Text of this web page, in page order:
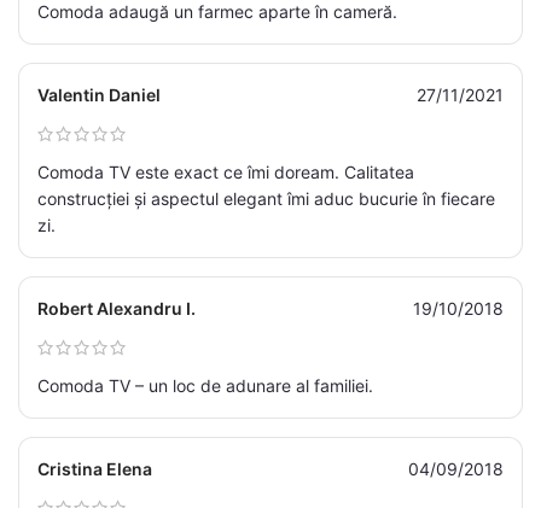
Comoda adaugă un farmec aparte în cameră.
Valentin Daniel 27/11/2021
Comoda TV este exact ce îmi doream. Calitatea
construcției și aspectul elegant îmi aduc bucurie în fiecare
zi.
Robert Alexandru I. 19/10/2018
Comoda TV – un loc de adunare al familiei.
Cristina Elena 04/09/2018